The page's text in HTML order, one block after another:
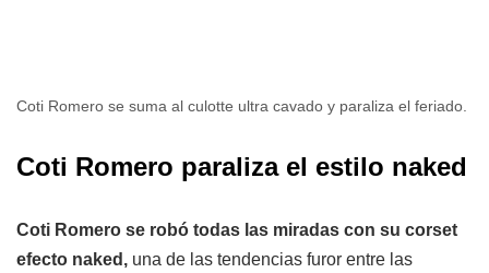
Coti Romero se suma al culotte ultra cavado y paraliza el feriado.
Coti Romero paraliza el estilo naked
Coti Romero se robó todas las miradas con su corset
efecto naked, una de las tendencias furor entre las